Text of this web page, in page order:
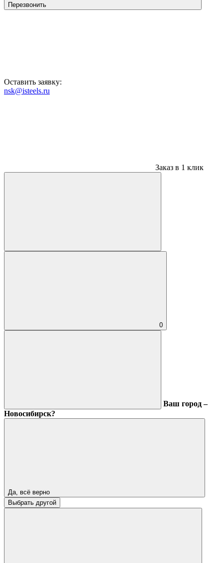
Перезвонить
Оставить заявку:
nsk@isteels.ru
Заказ в 1 клик
0
Ваш город –
Новосибирск?
Да, всё верно
Выбрать другой